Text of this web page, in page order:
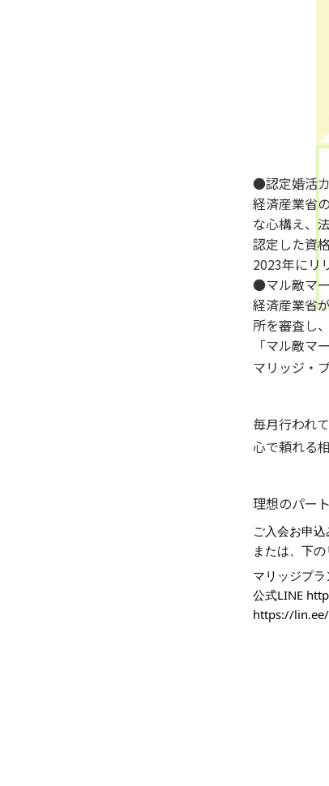
●認定婚活
経済産業省
な心構え、
認定した資
2023年にリ
●マル敵マ
経済産業省
所を審査し
「マル敵マ
マリッジ・
毎月行われ
心で頼れる
理想のパー
ご入会お申
または、下の
マリッジプ
公式LINE
https://lin.ee/